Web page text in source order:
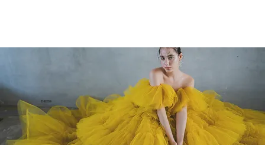
DRESS